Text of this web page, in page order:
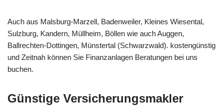
Auch aus Malsburg-Marzell, Badenweiler, Kleines Wiesental,
Sulzburg, Kandern, Müllheim, Böllen wie auch Auggen,
Ballrechten-Dottingen, Münstertal (Schwarzwald). kostengünstig
und Zeitnah können Sie Finanzanlagen Beratungen bei uns
buchen.
Günstige Versicherungsmakler